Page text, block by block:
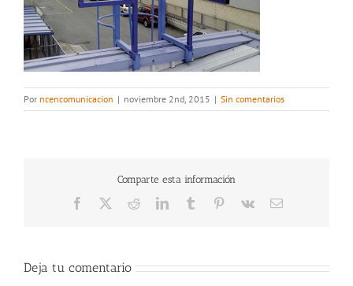
Por ncencomunicacion | noviembre 2nd, 2015 | Sin comentarios
Comparte esta información
Facebook RedditLinkedInTumblr Pinterest
Vk
Correo
Deja tu comentario